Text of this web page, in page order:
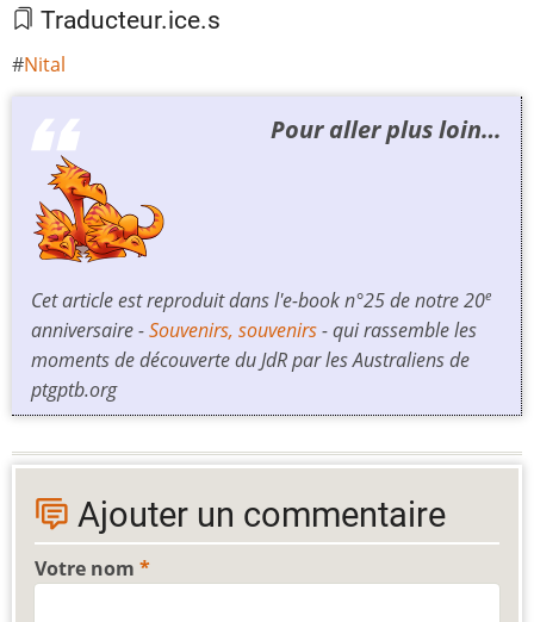
Traducteur.ice.s
Nital
Pour aller plus loin…
Cet article est reproduit dans l'e-book n°25 de notre 20e
anniversaire -Souvenirs, souvenirs- qui rassemble les
moments de découverte du JdR par les Australiens de
ptgptb.org
Ajouter un commentaire
Votre nom